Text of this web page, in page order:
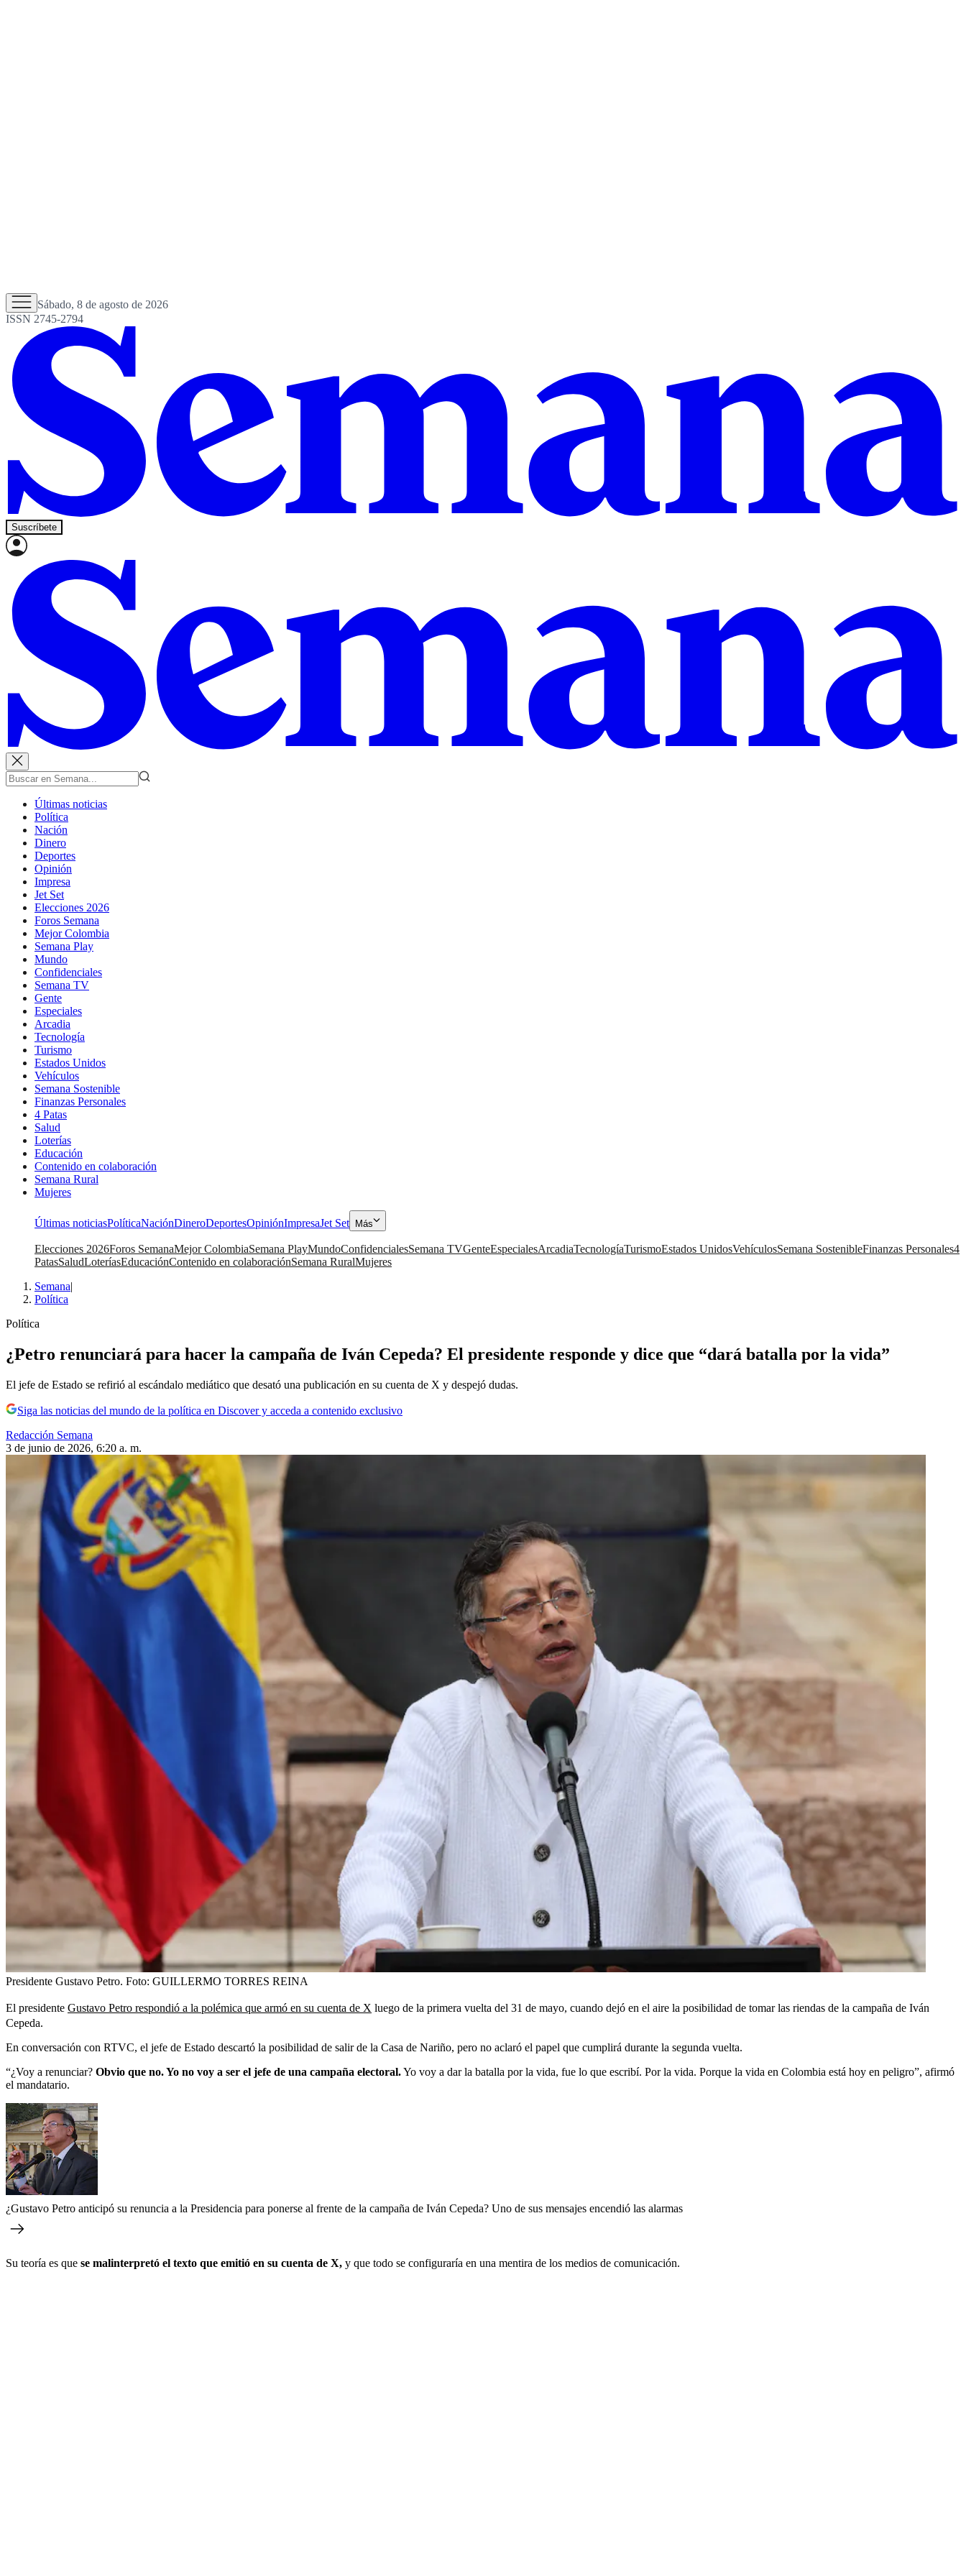
Sábado, 8 de agosto de 2026
ISSN 2745-2794
Suscríbete
Últimas noticias
Política
Nación
Dinero
Deportes
Opinión
Impresa
Jet Set
Elecciones 2026
Foros Semana
Mejor Colombia
Semana Play
Mundo
Confidenciales
Semana TV
Gente
Especiales
Arcadia
Tecnología
Turismo
Estados Unidos
Vehículos
Semana Sostenible
Finanzas Personales
4 Patas
Salud
Loterías
Educación
Contenido en colaboración
Semana Rural
Mujeres
Últimas noticiasPolíticaNaciónDineroDeportesOpiniónImpresaJet Set Más
Elecciones 2026Foros SemanaMejor ColombiaSemana PlayMundoConfidencialesSemana TVGenteEspecialesArcadiaTecnologíaTurismoEstados UnidosVehículosSemana SostenibleFinanzas Personales4
PatasSaludLoteríasEducaciónContenido en colaboraciónSemana RuralMujeres
Semana|
Política
Política
¿Petro renunciará para hacer la campaña de Iván Cepeda? El presidente responde y dice que “dará batalla por la vida”
El jefe de Estado se refirió al escándalo mediático que desató una publicación en su cuenta de X y despejó dudas.
Siga las noticias del mundo de la política en Discover y acceda a contenido exclusivo
Redacción Semana
3 de junio de 2026, 6:20 a. m.
Presidente Gustavo Petro. Foto: GUILLERMO TORRES REINA
El presidente Gustavo Petro respondió a la polémica que armó en su cuenta de X luego de la primera vuelta del 31 de mayo, cuando dejó en el aire la posibilidad de tomar las riendas de la campaña de Iván
Cepeda.
En conversación con RTVC, el jefe de Estado descartó la posibilidad de salir de la Casa de Nariño, pero no aclaró el papel que cumplirá durante la segunda vuelta.
“¿Voy a renunciar? Obvio que no. Yo no voy a ser el jefe de una campaña electoral.Yo voy a dar la batalla por la vida, fue lo que escribí. Por la vida. Porque la vida en Colombia está hoy en peligro”, afirmó
el mandatario.
¿Gustavo Petro anticipó su renuncia a la Presidencia para ponerse al frente de la campaña de Iván Cepeda? Uno de sus mensajes encendió las alarmas
Su teoría es que se malinterpretó el texto que emitió en su cuenta de X, y que todo se configuraría en una mentira de los medios de comunicación.